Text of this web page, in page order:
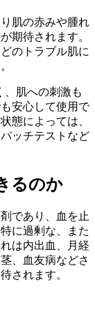
肌の赤みや腫れ
期待されます。
のトラブル肌に
、肌への刺激も
安心して使用で
態によっては、
ッチテストなど
るのか
であり、血を止
に過剰な、また
は内出血、月経
、血友病などさ
されます。